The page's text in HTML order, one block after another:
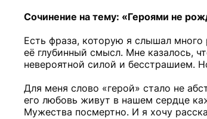
Сочинение на тему: «Героями не
Есть фраза, которую я слышал
её глубинный смысл. Мне казалось,
невероятной силой и бесстрашием.
Для меня слово «герой» стало не
его любовь живут в нашем сердце
Мужества посмертно. И я хочу